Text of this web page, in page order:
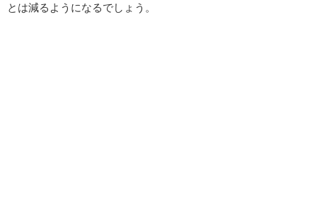
とは減るようになるでしょう。